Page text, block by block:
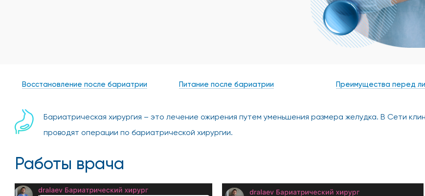
Восстановление после бариатрии Питание после бариатрии Преимущества перед
Бариатрическая хирургия – это лечение ожирения путем уменьшения размера желудка. В Сети
проводят операции по бариатрической хирургии.
Работы врача